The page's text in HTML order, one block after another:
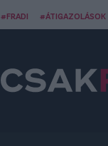
#FRADI #ÁTIGAZOLÁSOK